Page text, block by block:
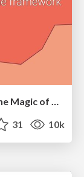
[RailsConf 2023 Opening Keynote] The Magic of Rails
31 10k